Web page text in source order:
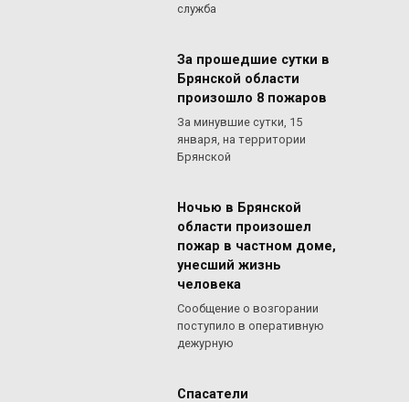
служба
За прошедшие сутки в
Брянской области
произошло 8 пожаров
За минувшие сутки, 15
января, на территории
Брянской
Ночью в Брянской
области произошел
пожар в частном доме,
унесший жизнь
человека
Сообщение о возгорании
поступило в оперативную
дежурную
Спасатели